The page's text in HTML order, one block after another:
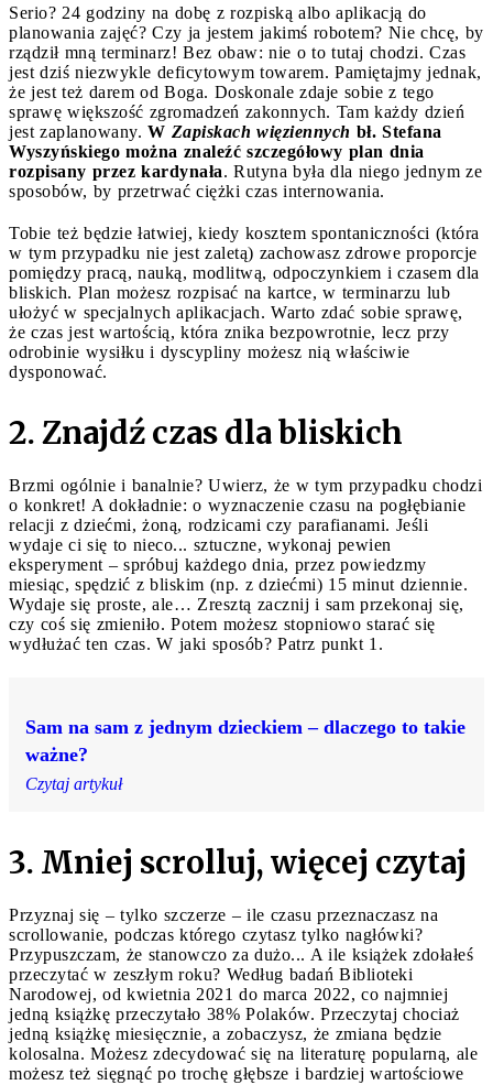
Serio? 24 godziny na dobę z rozpiską albo aplikacją do
planowania zajęć? Czy ja jestem jakimś robotem? Nie chcę, by
rządził mną terminarz! Bez obaw: nie o to tutaj chodzi. Czas
jest dziś niezwykle deficytowym towarem. Pamiętajmy jednak,
że jest też darem od Boga. Doskonale zdaje sobie z tego
sprawę większość zgromadzeń zakonnych. Tam każdy dzień
jest zaplanowany. W Zapiskach więziennych bł. Stefana
Wyszyńskiego można znaleźć szczegółowy plan dnia
rozpisany przez kardynała. Rutyna była dla niego jednym ze
sposobów, by przetrwać ciężki czas internowania.
Tobie też będzie łatwiej, kiedy kosztem spontaniczności (która
w tym przypadku nie jest zaletą) zachowasz zdrowe proporcje
pomiędzy pracą, nauką, modlitwą, odpoczynkiem i czasem dla
bliskich. Plan możesz rozpisać na kartce, w terminarzu lub
ułożyć w specjalnych aplikacjach. Warto zdać sobie sprawę,
że czas jest wartością, która znika bezpowrotnie, lecz przy
odrobinie wysiłku i dyscypliny możesz nią właściwie
dysponować.
2. Znajdź czas dla bliskich
Brzmi ogólnie i banalnie? Uwierz, że w tym przypadku chodzi
o konkret! A dokładnie: o wyznaczenie czasu na pogłębianie
relacji z dziećmi, żoną, rodzicami czy parafianami. Jeśli
wydaje ci się to nieco... sztuczne, wykonaj pewien
eksperyment – spróbuj każdego dnia, przez powiedzmy
miesiąc, spędzić z bliskim (np. z dziećmi) 15 minut dziennie.
Wydaje się proste, ale… Zresztą zacznij i sam przekonaj się,
czy coś się zmieniło. Potem możesz stopniowo starać się
wydłużać ten czas. W jaki sposób? Patrz punkt 1.
Sam na sam z jednym dzieckiem – dlaczego to takie
ważne?
Czytaj artykuł
3. Mniej scrolluj, więcej czytaj
Przyznaj się – tylko szczerze – ile czasu przeznaczasz na
scrollowanie, podczas którego czytasz tylko nagłówki?
Przypuszczam, że stanowczo za dużo... A ile książek zdołałeś
przeczytać w zeszłym roku? Według badań Biblioteki
Narodowej, od kwietnia 2021 do marca 2022, co najmniej
jedną książkę przeczytało 38% Polaków. Przeczytaj chociaż
jedną książkę miesięcznie, a zobaczysz, że zmiana będzie
kolosalna. Możesz zdecydować się na literaturę popularną, ale
możesz też sięgnąć po trochę głębsze i bardziej wartościowe